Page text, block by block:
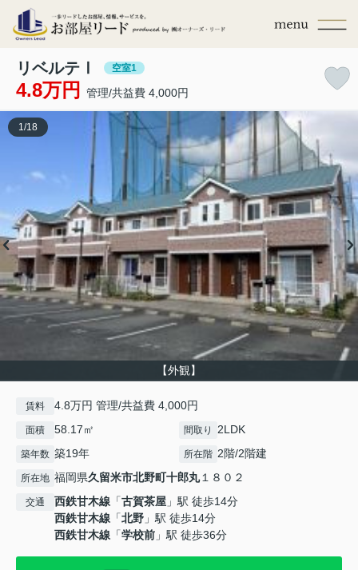
リベルテⅠ 空室1
4.8万円 管理/共益費 4,000円
【外観】
1 /18
賃料 4.8万円 管理/共益費 4,000円
面積 58.17㎡ 間取り 2LDK
築年数 築19年 所在階 2階/2階建
所在地 福岡県久留米市北野町十郎丸１８０２
交通 西鉄甘木線 「古賀茶屋 」駅 徒歩14分
西鉄甘木線 「北野 」駅 徒歩14分
西鉄甘木線 「学校前 」駅 徒歩36分